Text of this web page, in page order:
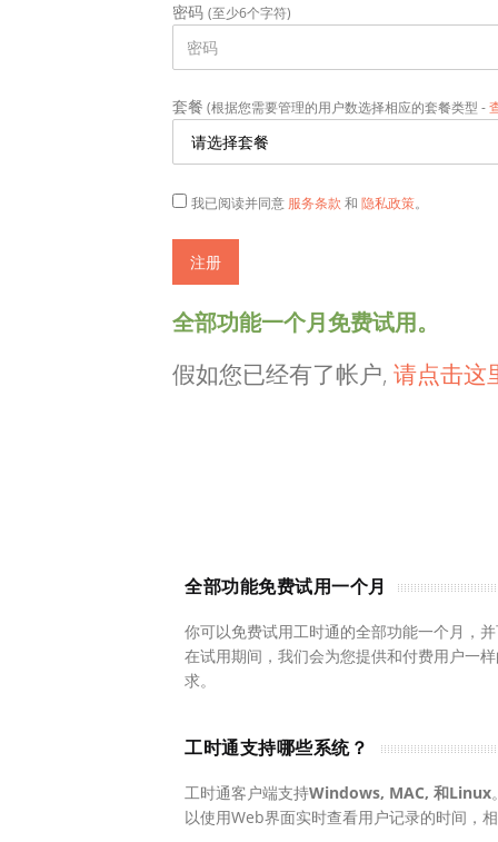
密码 (至少6个字符)
套餐 (根据您需要管理的用户数选择相应的套餐类型 -
我已阅读并同意 服务条款 和 隐私政策。
全部功能一个月免费试用。
假如您已经有了帐户, 请点击这
全部功能免费试用一个月
你可以免费试用工时通的全部功能一个月，
在试用期间，我们会为您提供和付费用户一
求。
工时通支持哪些系统？
工时通客户端支持Windows, MAC, 和Linux
以使用Web界面实时查看用户记录的时间，